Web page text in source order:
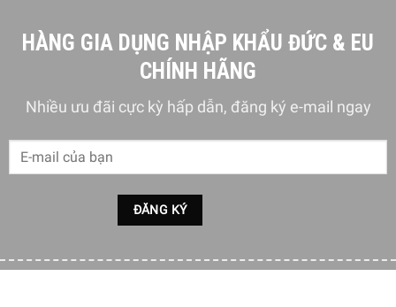
HÀNG GIA DỤNG NHẬP KHẨU ĐỨC & EU
CHÍNH HÃNG
Nhiều ưu đãi cực kỳ hấp dẫn, đăng ký e-mail ngay